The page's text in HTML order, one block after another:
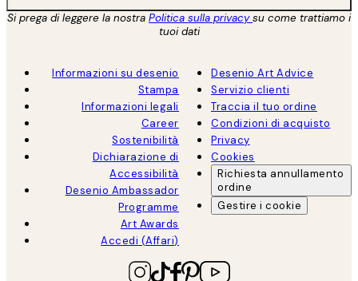
Si prega di leggere la nostra Politica sulla privacysu come trattiamo i
tuoi dati
Informazioni su desenio
Stampa
Informazioni legali
Career
Sostenibilità
Dichiarazione di
Accessibilità
Desenio Ambassador
Programme
Art Awards
Accedi (Affari)
Desenio Art Advice
Servizio clienti
Traccia il tuo ordine
Condizioni di acquisto
Privacy
Cookies
Richiesta annullamento
ordine
Gestire i cookie